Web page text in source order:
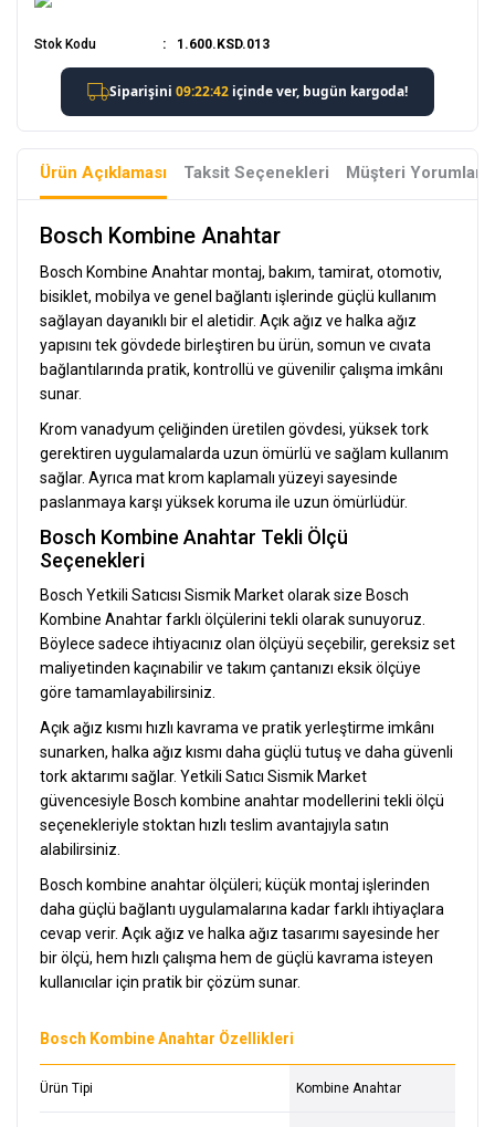
Stok Kodu 1.600.KSD.013
Ürün Açıklaması Taksit Seçenekleri Müşteri Yorumları
Bosch Kombine Anahtar
Bosch Kombine Anahtar montaj, bakım, tamirat, otomotiv,
bisiklet, mobilya ve genel bağlantı işlerinde güçlü kullanım
sağlayan dayanıklı bir el aletidir. Açık ağız ve halka ağız
yapısını tek gövdede birleştiren bu ürün, somun ve cıvata
bağlantılarında pratik, kontrollü ve güvenilir çalışma imkânı
sunar.
Krom vanadyum çeliğinden üretilen gövdesi, yüksek tork
gerektiren uygulamalarda uzun ömürlü ve sağlam kullanım
sağlar. Ayrıca mat krom kaplamalı yüzeyi sayesinde
paslanmaya karşı yüksek koruma ile uzun ömürlüdür.
Bosch Kombine Anahtar Tekli Ölçü
Seçenekleri
Bosch Yetkili Satıcısı Sismik Market olarak size Bosch
Kombine Anahtar farklı ölçülerini tekli olarak sunuyoruz.
Böylece sadece ihtiyacınız olan ölçüyü seçebilir, gereksiz set
maliyetinden kaçınabilir ve takım çantanızı eksik ölçüye
göre tamamlayabilirsiniz.
Açık ağız kısmı hızlı kavrama ve pratik yerleştirme imkânı
sunarken, halka ağız kısmı daha güçlü tutuş ve daha güvenli
tork aktarımı sağlar. Yetkili Satıcı Sismik Market
güvencesiyle Bosch kombine anahtar modellerini tekli ölçü
seçenekleriyle stoktan hızlı teslim avantajıyla satın
alabilirsiniz.
Bosch kombine anahtar ölçüleri; küçük montaj işlerinden
daha güçlü bağlantı uygulamalarına kadar farklı ihtiyaçlara
cevap verir. Açık ağız ve halka ağız tasarımı sayesinde her
bir ölçü, hem hızlı çalışma hem de güçlü kavrama isteyen
kullanıcılar için pratik bir çözüm sunar.
Bosch Kombine Anahtar Özellikleri
Ürün Tipi Kombine Anahtar